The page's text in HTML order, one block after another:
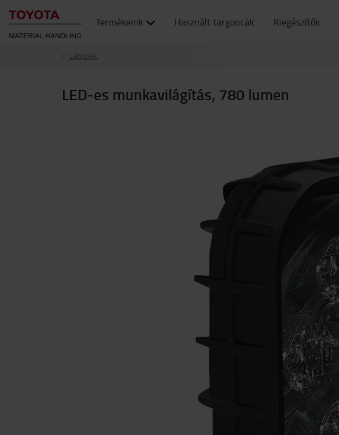
Termékeink Használt targoncák Kiegészítők
Lámpák
LED-es munkavilágítás, 780 lumen